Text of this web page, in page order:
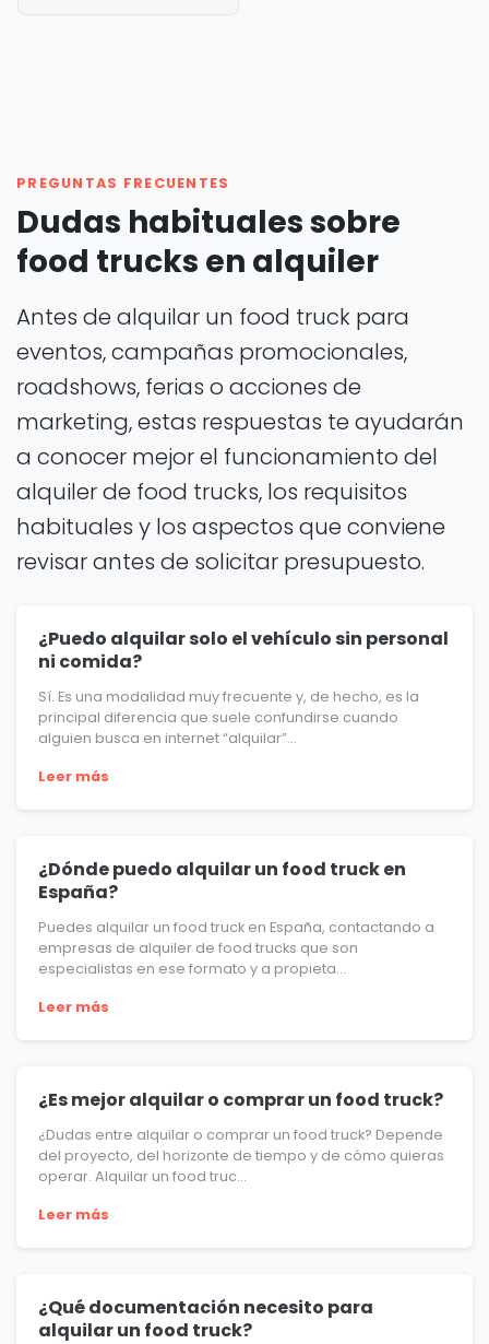
PREGUNTAS FRECUENTES
Dudas habituales sobre
food trucks en alquiler
Antes de alquilar un food truck para
eventos, campañas promocionales,
roadshows, ferias o acciones de
marketing, estas respuestas te ayudarán
a conocer mejor el funcionamiento del
alquiler de food trucks, los requisitos
habituales y los aspectos que conviene
revisar antes de solicitar presupuesto.
¿Puedo alquilar solo el vehículo sin personal
ni comida?
Sí. Es una modalidad muy frecuente y, de hecho, es la
principal diferencia que suele confundirse cuando
alguien busca en internet “alquilar”...
Leer más
¿Dónde puedo alquilar un food truck en
España?
Puedes alquilar un food truck en España, contactando a
empresas de alquiler de food trucks que son
especialistas en ese formato y a propieta...
Leer más
¿Es mejor alquilar o comprar un food truck?
¿Dudas entre alquilar o comprar un food truck? Depende
del proyecto, del horizonte de tiempo y de cómo quieras
operar. Alquilar un food truc...
Leer más
¿Qué documentación necesito para
alquilar un food truck?